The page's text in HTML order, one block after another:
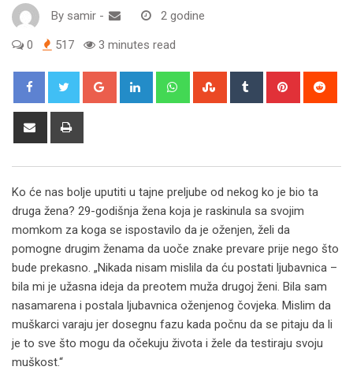
By samir - 2 godine
0 517 3 minutes read
Google+ LinkedIn WhatsappStumbleUpon
Tumblr Pinterest
Share
Ko će nas bolje uputiti u tajne preljube od nekog ko je bio ta
druga žena? 29-godišnja žena koja je raskinula sa svojim
momkom za koga se ispostavilo da je oženjen, želi da
pomogne drugim ženama da uoče znake prevare prije nego što
bude prekasno. „Nikada nisam mislila da ću postati ljubavnica –
bila mi je užasna ideja da preotem muža drugoj ženi. Bila sam
nasamarena i postala ljubavnica oženjenog čovjeka. Mislim da
muškarci varaju jer dosegnu fazu kada počnu da se pitaju da li
je to sve što mogu da očekuju života i žele da testiraju svoju
muškost.“